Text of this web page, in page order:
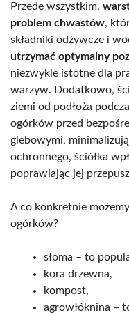
Przede wszystkim,
problem chwastów,
składniki odżywcze i
utrzymać optymalny
niezwykle istotne dla
warzyw. Dodatkowo,
ziemi od podłoża
ogórków przed
glebowymi,
ochronnego, ściółka
poprawiając jej
A co konkretnie
ogórków?
słoma – to
kora drzewna,
kompost,
agrowłóknina –